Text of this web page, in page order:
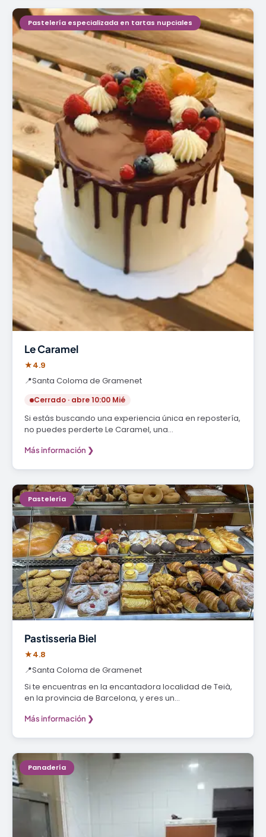
Pastelería especializada en tartas nupciales
Le Caramel
★4.9
📍Santa Coloma de Gramenet
Cerrado · abre 10:00 Mié
Si estás buscando una experiencia única en repostería,
no puedes perderte Le Caramel, una…
Más información ❯
Pastelería
Pastisseria Biel
★4.8
📍Santa Coloma de Gramenet
Si te encuentras en la encantadora localidad de Teià,
en la provincia de Barcelona, y eres un…
Más información ❯
Panadería